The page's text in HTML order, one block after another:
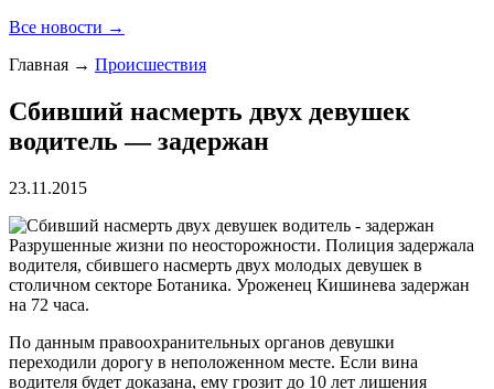
Все новости →
Главная → Происшествия
Сбивший насмерть двух девушек
водитель — задержан
23.11.2015
Разрушенные жизни по неосторожности. Полиция задержала
водителя, сбившего насмерть двух молодых девушек в
столичном секторе Ботаника. Уроженец Кишинева задержан
на 72 часа.
По данным правоохранительных органов девушки
переходили дорогу в неположенном месте. Если вина
водителя будет доказана, ему грозит до 10 лет лишения